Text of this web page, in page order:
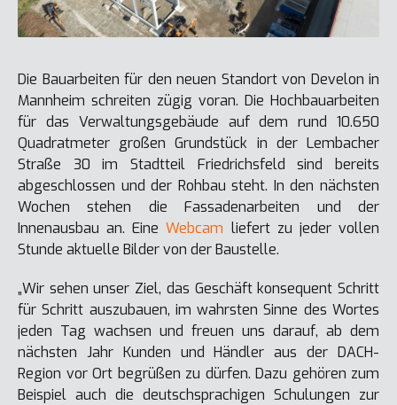
Die Bauarbeiten für den neuen Standort von Develon in
Mannheim schreiten zügig voran. Die Hochbauarbeiten
für das Verwaltungsgebäude auf dem rund 10.650
Quadratmeter großen Grundstück in der Lembacher
Straße 30 im Stadtteil Friedrichsfeld sind bereits
abgeschlossen und der Rohbau steht. In den nächsten
Wochen stehen die Fassadenarbeiten und der
Innenausbau an. EineWebcam liefert zu jeder vollen
Stunde aktuelle Bilder von der Baustelle.
„Wir sehen unser Ziel, das Geschäft konsequent Schritt
für Schritt auszubauen, im wahrsten Sinne des Wortes
jeden Tag wachsen und freuen uns darauf, ab dem
nächsten Jahr Kunden und Händler aus der DACH-
Region vor Ort begrüßen zu dürfen. Dazu gehören zum
Beispiel auch die deutschsprachigen Schulungen zur